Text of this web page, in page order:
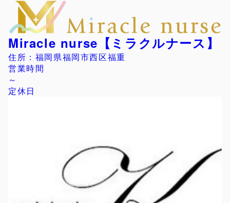
Miracle nurse【ミラクルナース】
住所：福岡県福岡市西区福重
営業時間
～
定休日